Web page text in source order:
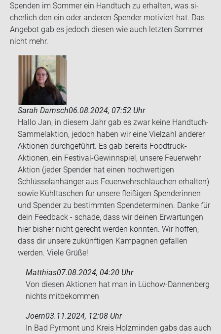
Spen­den im Som­mer ein Hand­tuch zu er­hal­ten, was si­
cher­lich den ein oder an­de­ren Spen­der mo­ti­viert hat. Das
An­ge­bot gab es je­doch die­sen wie auch letz­ten Som­mer
nicht mehr.
Sarah Damsch06.08.2024, 07:52 Uhr
Hallo Jan, in diesem Jahr gab es zwar keine Handtuch-
Sammelaktion, jedoch haben wir eine Vielzahl anderer
Aktionen durchgeführt. Es gab bereits Foodtruck-
Aktionen, ein Festival-Gewinnspiel, unsere Feuerwehr
Aktion (jeder Spender hat einen hochwertigen
Schlüsselanhänger aus Feuerwehrschläuchen erhalten)
sowie Kühltaschen für unsere fleißigen Spenderinnen
und Spender zu bestimmten Spendeterminen. Danke für
dein Feedback - schade, dass wir deinen Erwartungen
hier bisher nicht gerecht werden konnten. Wir hoffen,
dass dir unsere zukünftigen Kampagnen gefallen
werden. Viele Grüße!
Matthias07.08.2024, 04:20 Uhr
Von die­sen Ak­tio­nen hat man in Lüchow-​Dannenberg
nichts mit­be­kom­men
Joern03.11.2024, 12:08 Uhr
In Bad Pyr­mont und Kreis Holz­min­den gabs das auch